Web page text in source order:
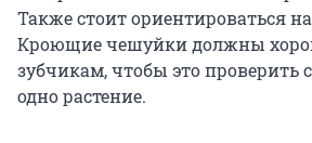
Также стоит ориентироваться
Кроющие чешуйки должны
зубчикам, чтобы это проверить
одно растение.